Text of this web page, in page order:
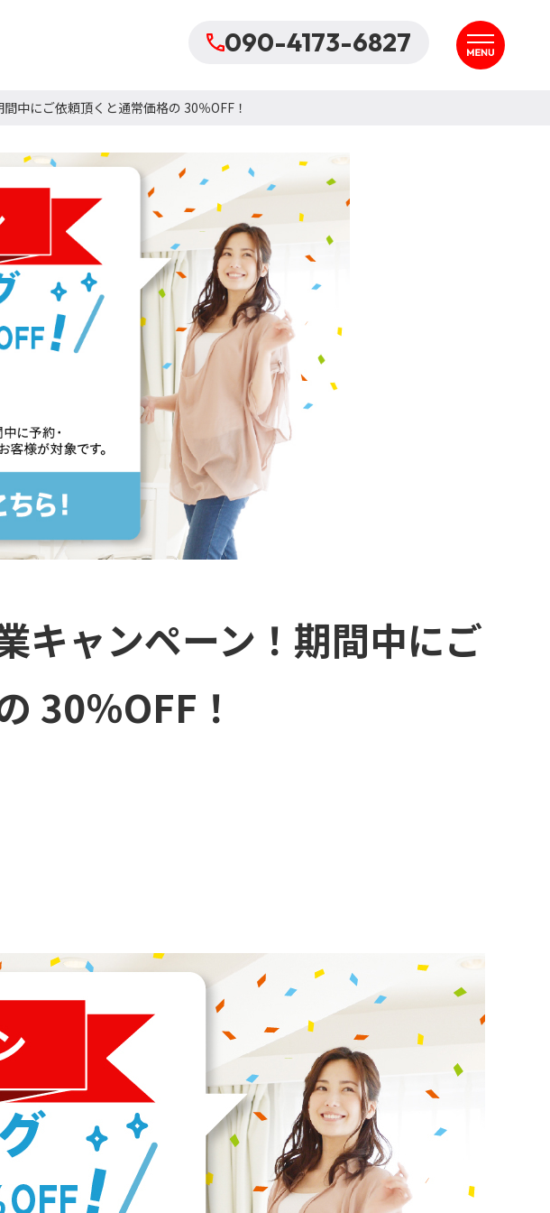
090-4173-6827
中にご依頼頂くと通常価格の 30％OFF！
キャンペーン！期間中にご
30％OFF！